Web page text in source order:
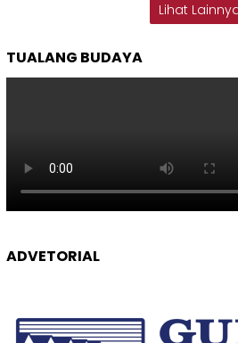
Lihat
TUALANG BUDAYA
ADVETORIAL